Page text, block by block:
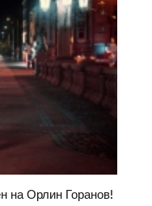
на Орлин Горанов!